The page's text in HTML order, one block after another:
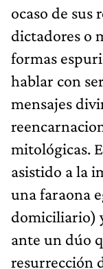
ocaso de sus
dictadores o
formas
hablar con
mensajes
mitológicas.
asistido a la
una faraona
domiciliario)
ante un dúo
resurrección